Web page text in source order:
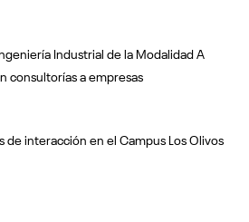
Industrial de la Modalidad A
consultorías a empresas
de interacción en el Campus Los Olivos